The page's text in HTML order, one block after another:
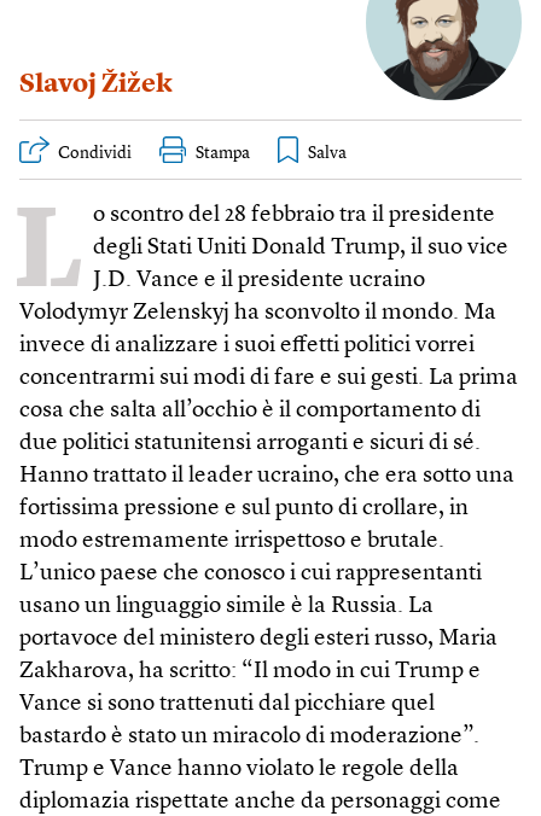
Slavoj Žižek
Condividi Stampa
L o scontro del 28 febbraio tra il presidente
degli Stati Uniti Donald Trump, il suo vice
J.D. Vance e il presidente ucraino
Volodymyr Zelenskyj ha sconvolto il mondo. Ma
invece di analizzare i suoi effetti politici vorrei
concentrarmi sui modi di fare e sui gesti. La prima
cosa che salta all’occhio è il comportamento di
due politici statunitensi arroganti e sicuri di sé.
Hanno trattato il leader ucraino, che era sotto una
fortissima pressione e sul punto di crollare, in
modo estremamente irrispettoso e brutale.
L’unico paese che conosco i cui rappresentanti
usano un linguaggio simile è la Russia. La
portavoce del ministero degli esteri russo, Maria
Zakharova, ha scritto: “Il modo in cui Trump e
Vance si sono trattenuti dal picchiare quel
bastardo è stato un miracolo di moderazione”.
Trump e Vance hanno violato le regole della
diplomazia rispettate anche da personaggi come